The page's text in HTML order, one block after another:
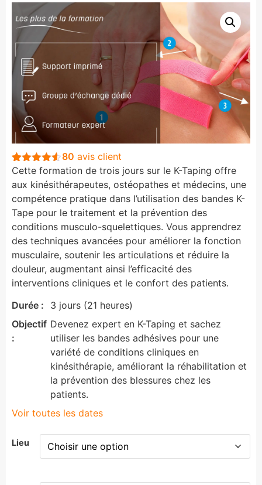
Noté4.5
sur 5
basé sur
80
notations
client
80 avis client
Cette formation de trois jours sur le K-Taping offre
aux kinésithérapeutes, ostéopathes et médecins, une
compétence pratique dans l’utilisation des bandes K-
Tape pour le traitement et la prévention des
conditions musculo-squelettiques. Vous apprendrez
des techniques avancées pour améliorer la fonction
musculaire, soutenir les articulations et réduire la
douleur, augmentant ainsi l’efficacité des
interventions cliniques et le confort des patients.
Durée :
3 jours (21 heures)
Objectif
:
Devenez expert en K-Taping et sachez
utiliser les bandes adhésives pour une
variété de conditions cliniques en
kinésithérapie, améliorant la réhabilitation et
la prévention des blessures chez les
patients.
Voir toutes les dates
Lieu